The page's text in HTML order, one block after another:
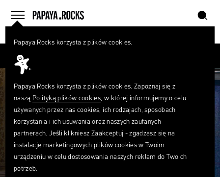
menu
home szukaj
Papaya.Rocks korzysta z plików cookies.
Papaya.Rocks korzysta z plików cookies. Zapoznaj się z
naszą Polityką plików cookies, w której informujemy o celu
używanych przez nas cookies, ich rodzajach, sposobach
korzystania i ich usuwania oraz naszych zaufanych
partnerach. Jeśli klikniesz Zaakceptuj - zgadzasz się na
instalację marketingowych plików cookies w Twoim
urządzeniu w celu dostosowania naszych reklam do Twoich
potrzeb.
Czego
szukasz?